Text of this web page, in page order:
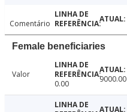
Comentário
Female beneficiaries
Valor
0.00
9000.00